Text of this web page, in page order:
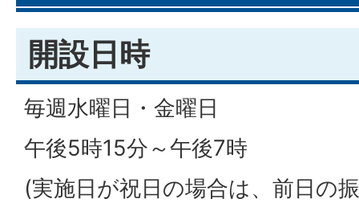
開設日時
毎週水曜日・金曜日
午後5時15分～午後7時
(実施日が祝日の場合は、前日の